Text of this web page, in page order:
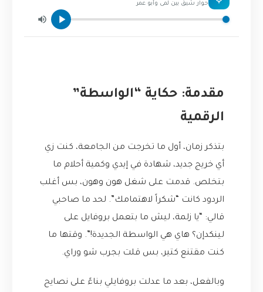
حوار شيق بين لمى وأبو عمر
مقدمة: حكاية “الواسطة”
الرقمية
بتذكر زمان، أول ما تخرجت من الجامعة، كنت زي
أي خريج جديد، شهادة في إيدي وكمية أحلام ما
بتخلص. قدمت على شغل هون وهون، بس أغلب
الردود كانت “شكراً لاهتمامك”. لحد ما صاحبي
قالي: “يا زلمة، ليش ما بتعمل بروفايل على
لينكدإن؟ هاي هي الواسطة الجديدة!”. وقتها ما
كنت مقتنع كتير، بس قلت بجرب شو وراي.
وبالفعل، بعد ما عدلت بروفايلي بناءً على نصايح